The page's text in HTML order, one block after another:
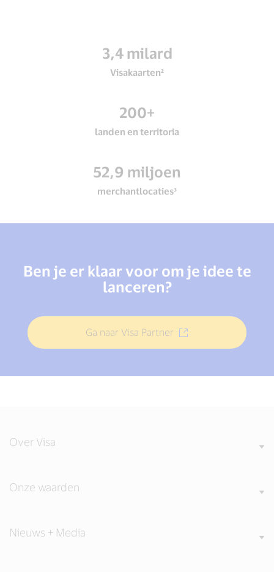
3,4 milard
Visakaarten²
200+
landen en territoria
52,9 miljoen
merchantlocaties³
Ben je er klaar voor om je idee te
lanceren?
Ga naar Visa Partner
Over Visa
Onze waarden
Nieuws + Media